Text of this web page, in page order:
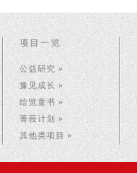
项目一览
公益研究 »
豫见成长 »
绘览童书 »
菁莪计划 »
其他类项目 »